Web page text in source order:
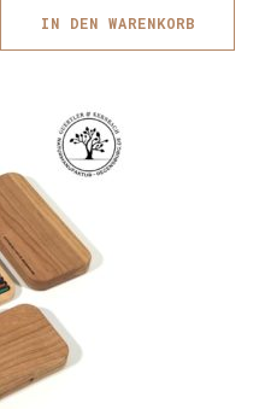
IN DEN WARENKORB